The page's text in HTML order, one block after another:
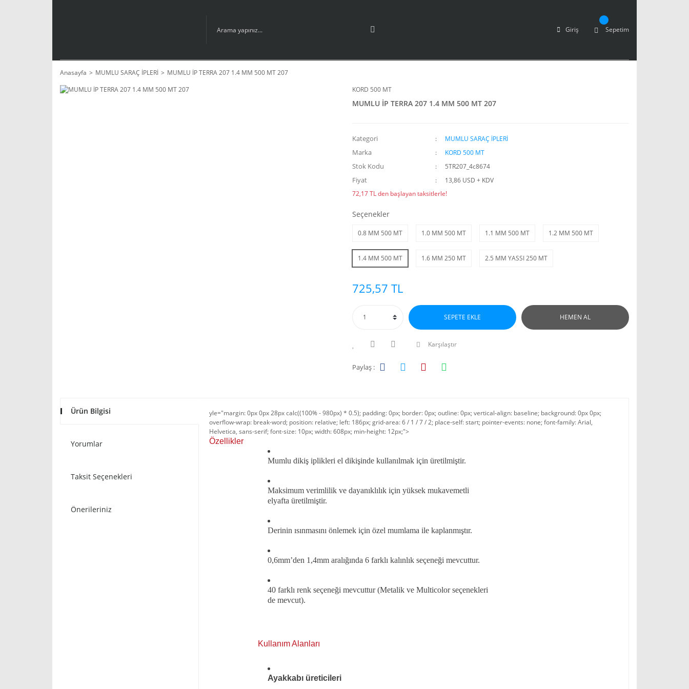
Giriş Sepetim
Anasayfa MUMLU SARAÇ İPLERİ
MUMLU İP TERRA 207 1.4 MM 500 MT 207
KORD 500 MT
MUMLU İP TERRA 207 1.4 MM 500 MT 207
Kategori MUMLU SARAÇ İPLERİ
Marka KORD 500 MT
Stok Kodu 5TR207_4c8674
Fiyat
13,86 USD + KDV
72,17 TL den başlayan taksitlerle!
Seçenekler
0.8 MM 500 MT 1.0 MM 500 MT 1.1 MM 500 MT 1.2 MM 500 MT
1.4 MM 500 MT 1.6 MM 250 MT 2.5 MM YASSI 250 MT
725,57 TL
SEPETE EKLE HEMEN AL
Karşılaştır
Paylaş :
Ürün Bilgisi
Yorumlar
Taksit Seçenekleri
Önerileriniz
yle="margin: 0px 0px 28px calc((100% - 980px) * 0.5); padding: 0px; border: 0px; outline: 0px; vertical-align: baseline; background: 0px 0px;
overflow-wrap: break-word; position: relative; left: 186px; grid-area: 6 / 1 / 7 / 2; place-self: start; pointer-events: none; font-family: Arial,
Helvetica, sans-serif; font-size: 10px; width: 608px; min-height: 12px;">
Özellikler​​
Mumlu dikiş iplikleri el dikişinde kullanılmak için üretilmiştir.
Maksimum verimlilik ve dayanıklılık için yüksek mukavemetli
elyafta üretilmiştir.
Derinin ısınmasını önlemek için özel mumlama ile kaplanmıştır.
0,6mm’den 1,4mm aralığında 6 farklı kalınlık seçeneği mevcuttur.
40 farklı renk seçeneği mevcuttur (Metalik ve Multicolor seçenekleri
de mevcut).
Kullanım Alanları
Ayakkabı üreticileri